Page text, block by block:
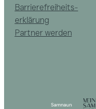
Barrierefreiheits­
erklärung
Partner werden